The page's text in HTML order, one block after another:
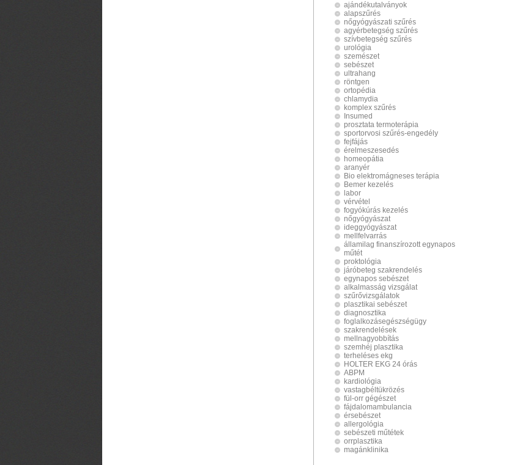
ajándékutalványok
alapszűrés
nőgyógyászati szűrés
agyérbetegség szűrés
szívbetegség szűrés
urológia
szemészet
sebészet
ultrahang
röntgen
ortopédia
chlamydia
komplex szűrés
Insumed
prosztata termoterápia
sportorvosi szűrés-engedély
fejfájás
érelmeszesedés
homeopátia
aranyér
Bio elektromágneses terápia
Bemer kezelés
labor
vérvétel
fogyókúrás kezelés
nőgyógyászat
ideggyógyászat
mellfelvarrás
államilag finanszírozott egynapos
műtét
proktológia
járóbeteg szakrendelés
egynapos sebészet
alkalmasság vizsgálat
szűrővizsgálatok
plasztikai sebészet
diagnosztika
foglalkozásegészségügy
szakrendelések
mellnagyobbítás
szemhéj plasztika
terheléses ekg
HOLTER EKG 24 órás
ABPM
kardiológia
vastagbéltükrözés
fül-orr gégészet
fájdalomambulancia
érsebészet
allergológia
sebészeti műtétek
orrplasztika
magánklinika